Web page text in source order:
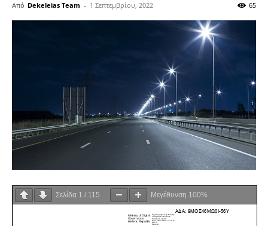
Από Dekeleias Team - 1 Σεπτεμβρίου, 2022 65
Σελίδα 1 / 115 Μεγέθυνση 100%